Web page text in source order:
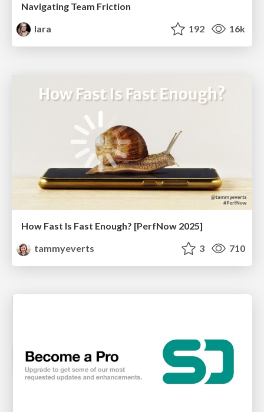
Navigating Team Friction
lara
192 16k
How Fast Is Fast Enough? [PerfNow 2025]
tammyeverts
3 710